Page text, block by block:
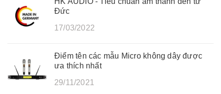
Đức
17/03/2022
Điểm tên các mẫu Micro không dây được
ưa thích nhất
29/11/2021